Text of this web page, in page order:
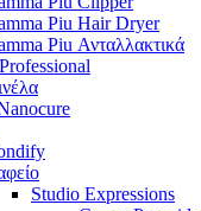
Piu Hair Dryer
Piu Ανταλλακτικά
Studio Expressions